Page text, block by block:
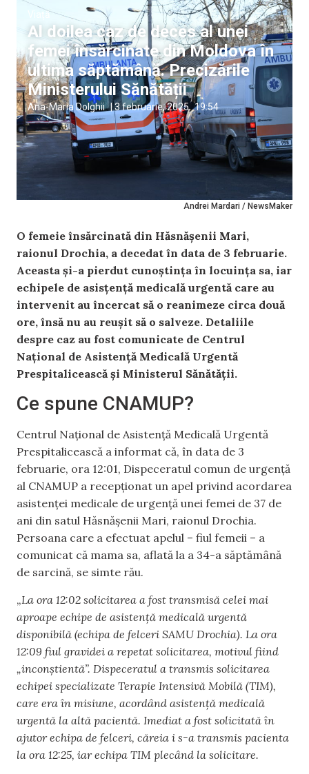
Andrei Mardari / NewsMaker
Viață
Al doilea caz de deces al unei
femei însărcinate din Moldova în
ultima săptămână. Precizările
Ministerului Sănătății
Ana-Maria Dolghii | 3 februarie, 2025 19:54
O femeie însărcinată din Hăsnășenii Mari,
raionul Drochia, a decedat în data de 3 februarie.
Aceasta și-a pierdut cunoștința în locuința sa, iar
echipele de asisțență medicală urgentă care au
intervenit au încercat să o reanimeze circa două
ore, însă nu au reușit să o salveze. Detaliile
despre caz au fost comunicate de Centrul
Național de Asistență Medicală Urgentă
Prespitalicească și Ministerul Sănătății.
Ce spune CNAMUP?
Centrul Național de Asistență Medicală Urgentă
Prespitalicească a informat că, în data de 3
februarie, ora 12:01, Dispeceratul comun de urgență
al CNAMUP a recepționat un apel privind acordarea
asistenței medicale de urgență unei femei de 37 de
ani din satul Hăsnășenii Mari, raionul Drochia.
Persoana care a efectuat apelul – fiul femeii – a
comunicat că mama sa, aflată la a 34-a săptămână
de sarcină, se simte rău.
„La ora 12:02 solicitarea a fost transmisă celei mai
aproape echipe de asistență medicală urgentă
disponibilă (echipa de felceri SAMU Drochia). La ora
12:09 fiul gravidei a repetat solicitarea, motivul fiind
„inconștientă”. Dispeceratul a transmis solicitarea
echipei specializate Terapie Intensivă Mobilă (TIM),
care era în misiune, acordând asistență medicală
urgentă la altă pacientă. Imediat a fost solicitată în
ajutor echipa de felceri, căreia i s-a transmis pacienta
la ora 12:25, iar echipa TIM plecând la solicitare.